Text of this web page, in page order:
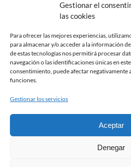
Gestionar el
las cookies
Para ofrecer las mejores experiencias,
para almacenar y/o acceder a la información
de estas tecnologías nos permitirá procesar
navegación o las identificaciones únicas en
consentimiento, puede afectar negativamente
funciones.
Gestionar los servicios
Aceptar
Denegar
Fundación Pastor de
Calle Serrano, 107.
915617236
2026 Todos los derechos reservados ©
Condiciones de